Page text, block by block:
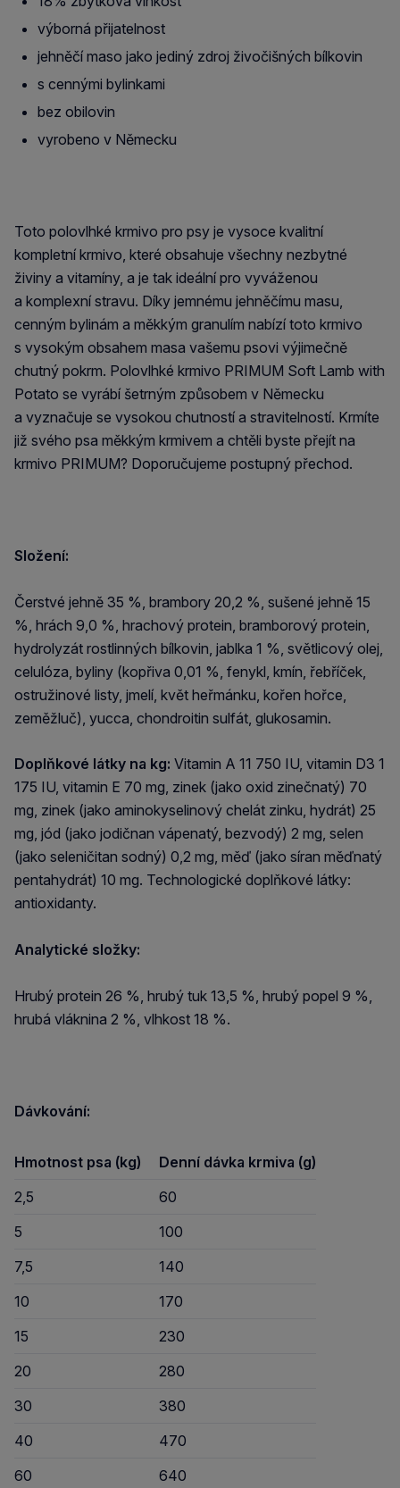
výborná přijatelnost
jehněčí maso jako jediný zdroj živočišných bílkovin
s cennými bylinkami
bez obilovin
vyrobeno v Německu
Toto polovlhké krmivo pro psy je vysoce kvalitní
kompletní krmivo, které obsahuje všechny nezbytné
živiny a vitamíny, a je tak ideální pro vyváženou
a komplexní stravu. Díky jemnému jehněčímu masu,
cenným bylinám a měkkým granulím nabízí toto krmivo
s vysokým obsahem masa vašemu psovi výjimečně
chutný pokrm. Polovlhké krmivo PRIMUM Soft Lamb with
Potato se vyrábí šetrným způsobem v Německu
a vyznačuje se vysokou chutností a stravitelností. Krmíte
již svého psa měkkým krmivem a chtěli byste přejít na
krmivo PRIMUM? Doporučujeme postupný přechod.
Složení:
Čerstvé jehně 35 %, brambory 20,2 %, sušené jehně 15
%, hrách 9,0 %, hrachový protein, bramborový protein,
hydrolyzát rostlinných bílkovin, jablka 1 %, světlicový olej,
celulóza, byliny (kopřiva 0,01 %, fenykl, kmín, řebříček,
ostružinové listy, jmelí, květ heřmánku, kořen hořce,
zeměžluč), yucca, chondroitin sulfát, glukosamin.
Doplňkové látky na kg: Vitamin A 11 750 IU, vitamin D3 1
175 IU, vitamin E 70 mg, zinek (jako oxid zinečnatý) 70
mg, zinek (jako aminokyselinový chelát zinku, hydrát) 25
mg, jód (jako jodičnan vápenatý, bezvodý) 2 mg, selen
(jako seleničitan sodný) 0,2 mg, měď (jako síran měďnatý
pentahydrát) 10 mg. Technologické doplňkové látky:
antioxidanty.
Analytické složky:
Hrubý protein 26 %, hrubý tuk 13,5 %, hrubý popel 9 %,
hrubá vláknina 2 %, vlhkost 18 %.
Dávkování:
Hmotnost psa (kg)
Denní dávka krmiva (g)
2,5
60
5
100
7,5
140
10
170
15
230
20
280
30
380
40
470
60
640